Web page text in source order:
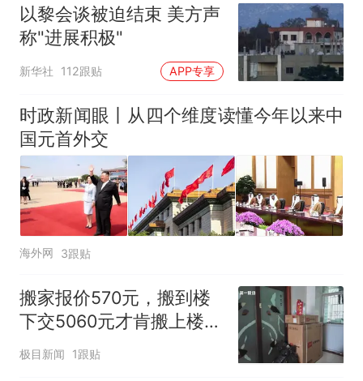
以黎会谈被迫结束 美方声
称"进展积极"
新华社 112跟贴 APP专享
时政新闻眼丨从四个维度读懂今年以来中
国元首外交
海外网 3跟贴
搬家报价570元，搬到楼
下交5060元才肯搬上楼！
女子傻眼了
极目新闻 1跟贴